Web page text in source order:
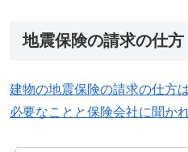
地震保険の請求の仕方
建物の地震保険の請求の仕方
必要なことと保険会社に聞か